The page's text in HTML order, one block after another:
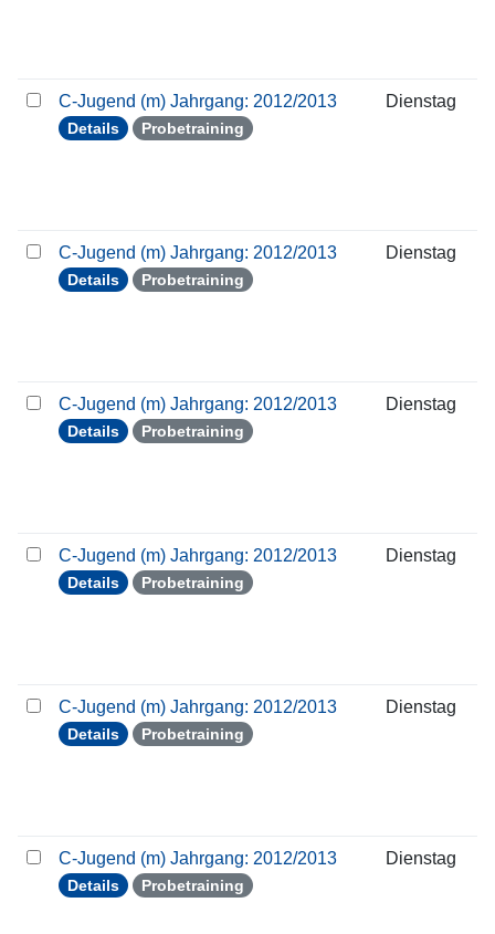
C-Jugend (m) Jahrgang: 2012/2013
Details Probetraining
Dienstag
C-Jugend (m) Jahrgang: 2012/2013
Details Probetraining
Dienstag
C-Jugend (m) Jahrgang: 2012/2013
Details Probetraining
Dienstag
C-Jugend (m) Jahrgang: 2012/2013
Details Probetraining
Dienstag
C-Jugend (m) Jahrgang: 2012/2013
Details Probetraining
Dienstag
C-Jugend (m) Jahrgang: 2012/2013
Details Probetraining
Dienstag